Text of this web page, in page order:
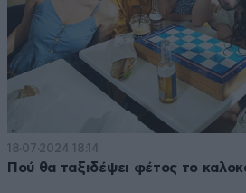
18·07·2024 18:14
Πού θα ταξιδέψει φέτος το